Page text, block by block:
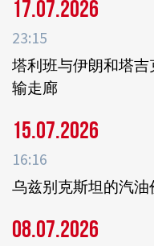
17.07.2026
23:15
塔利班与伊朗和塔
输走廊
15.07.2026
16:16
乌兹别克斯坦的汽
08.07.2026